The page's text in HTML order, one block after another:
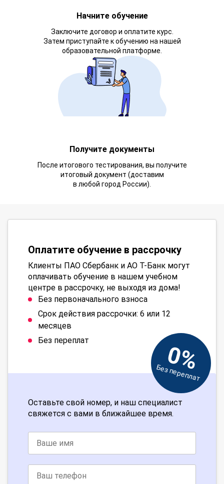
Начните обучение
Заключите договор и оплатите курс.
Затем приступайте к обучению на нашей
образовательной платформе.
Получите документы
После итогового тестирования, вы получите
итоговый документ (доставим
в любой город России).
Оплатите обучение в рассрочку
Клиенты ПАО Сбербанк и АО Т-Банк могут
оплачивать обучение в нашем учебном
центре в рассрочку, не выходя из дома!
Без первоначального взноса
Срок действия рассрочки: 6 или 12
месяцев
Без переплат
0%
Без переплат
Оставьте свой номер, и наш специалист
свяжется с вами в ближайшее время.